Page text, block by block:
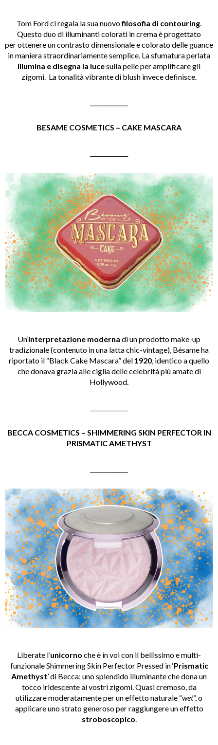
Tom Ford ci regala la sua nuovofilosofia di contouring.
Questo duo di illuminanti colorati in crema è progettato
per ottenere un contrasto dimensionale e colorato delle guance
in maniera straordinariamente semplice. La sfumatura perlata
illumina e disegna la lucesulla pelle per amplificare gli
zigomi. La tonalità vibrante di blush invece definisce.
BESAME COSMETICS – CAKE MASCARA
Un’interpretazione moderna di un prodotto make-up
tradizionale (contenuto in una latta chic-vintage), Bésame ha
riportato il “Black Cake Mascara” del 1920, identico a quello
che donava grazia alle ciglia delle celebrità più amate di
Hollywood.
BECCA COSMETICS – SHIMMERING SKIN PERFECTOR IN
PRISMATIC AMETHYST
Liberate l’unicorno che è in voi con il bellissimo e multi-
funzionale Shimmering Skin Perfector Pressed in ‘Prismatic
Amethyst’ di Becca: uno splendido illuminante che dona un
tocco iridescente ai vostri zigomi. Quasi cremoso, da
utilizzare moderatamente per un effetto naturale “wet“, o
applicare uno strato generoso per raggiungere un effetto
stroboscopico